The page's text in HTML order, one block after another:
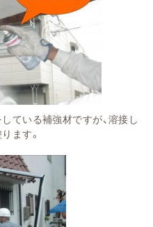
る補強材ですが、溶接し
ます。